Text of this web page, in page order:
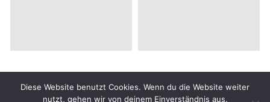
© 2026KUNSTMEILE Kiel
Diese Website benutzt Cookies. Wenn du die Website weiter
nutzt, gehen wir von deinem Einverständnis aus.